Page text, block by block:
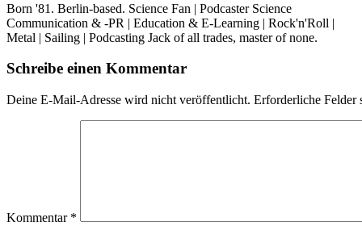
Born '81. Berlin-based. Science Fan | Podcaster Science
Communication & -PR | Education & E-Learning | Rock'n'Roll |
Metal | Sailing | Podcasting Jack of all trades, master of none.
Schreibe einen Kommentar
Deine E-Mail-Adresse wird nicht veröffentlicht. Erforderliche Felder
Kommentar *